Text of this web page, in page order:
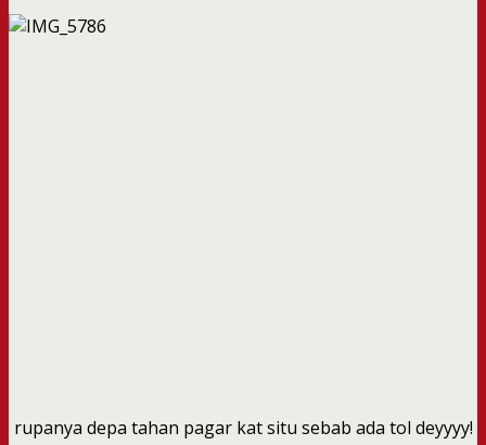
rupanya depa tahan pagar kat situ sebab ada tol deyyyy!